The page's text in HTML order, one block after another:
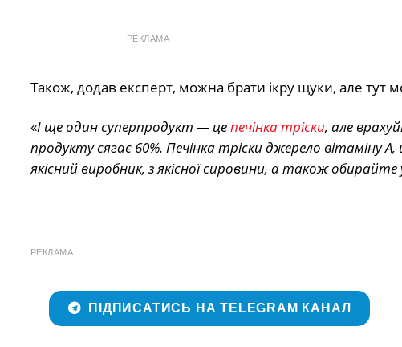
РЕКЛАМА
Також, додав експерт, можна брати ікру щуки, але тут
«І ще один суперпродукт — цепечінка тріски, але
продукту сягає 60%. Печінка тріски джерело вітаміну
якісний виробник, з якісної сировини, а також
РЕКЛАМА
ПІДПИСАТИСЬ НА TELEGRAM КАНАЛ